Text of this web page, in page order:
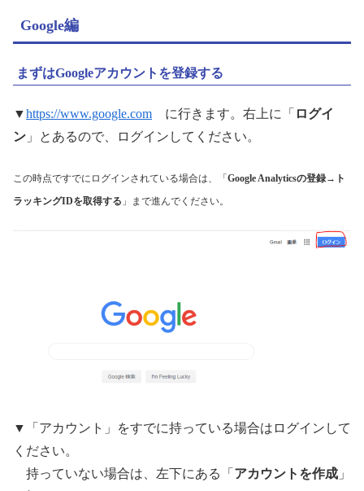
Google編
まずはGoogleアカウントを登録する
▼https://www.google.com に行きます。右上に「 ログイ
ン 」とあるので、ログインしてください。
この時点ですでにログインされている場合は、「Google Analyticsの登録→ト
ラッキングIDを取得する 」まで進んでください。
▼「アカウント」をすでに持っている場合はログインして
ください。
持っていない場合は、左下にある「 アカウントを作成 」